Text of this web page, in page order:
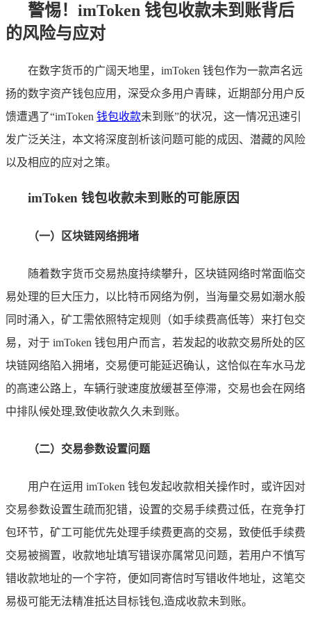
警惕！imToken 钱包收款未到账背后
的风险与应对
在数字货币的广阔天地里，imToken 钱包作为一款声名远
扬的数字资产钱包应用，深受众多用户青睐，近期部分用户反
馈遭遇了“imToken 钱包收款未到账”的状况，这一情况迅速引
发广泛关注，本文将深度剖析该问题可能的成因、潜藏的风险
以及相应的应对之策。
imToken 钱包收款未到账的可能原因
（一）区块链网络拥堵
随着数字货币交易热度持续攀升，区块链网络时常面临交
易处理的巨大压力，以比特币网络为例，当海量交易如潮水般
同时涌入，矿工需依照特定规则（如手续费高低等）来打包交
易，对于 imToken 钱包用户而言，若发起的收款交易所处的区
块链网络陷入拥堵，交易便可能延迟确认，这恰似在车水马龙
的高速公路上，车辆行驶速度放缓甚至停滞，交易也会在网络
中排队候处理,致使收款久久未到账。
（二）交易参数设置问题
用户在运用 imToken 钱包发起收款相关操作时，或许因对
交易参数设置生疏而犯错，设置的交易手续费过低，在竞争打
包环节，矿工可能优先处理手续费更高的交易，致使低手续费
交易被搁置，收款地址填写错误亦属常见问题，若用户不慎写
错收款地址的一个字符，便如同寄信时写错收件地址，这笔交
易极可能无法精准抵达目标钱包,造成收款未到账。